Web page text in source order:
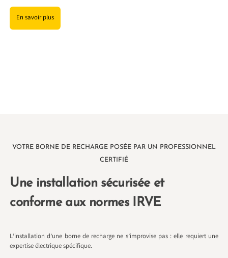
En savoir plus
VOTRE BORNE DE RECHARGE POSÉE PAR UN PROFESSIONNEL
CERTIFIÉ
Une installation sécurisée et
conforme aux normes IRVE
L’installation d’une borne de recharge ne s’improvise pas : elle requiert une
expertise électrique spécifique.